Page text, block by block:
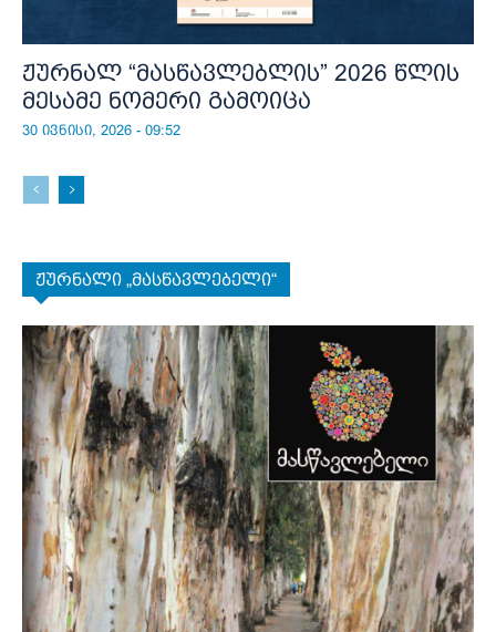
ჟურნალ “მასწავლებლის” 2026 წლის
მესამე ნომერი გამოიცა
30 ივნისი, 2026 - 09:52
ჟურნალი „მასწავლებელი“